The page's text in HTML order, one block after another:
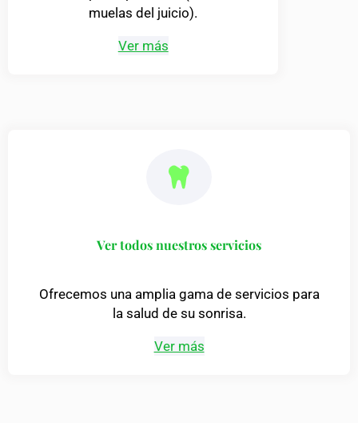
muelas del juicio).
Ver más
Ver todos nuestros servicios
Ofrecemos una amplia gama de servicios para
la salud de su sonrisa.
Ver más